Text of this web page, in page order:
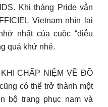
Khi tháng Pride vẫn
Vietnam nhìn lại
nhất của cuộc “diễu
quá khứ nhé.
KHI CHẤP NIỆM VỀ ĐỒ
có thể trở thành một
bộ trang phục nam và